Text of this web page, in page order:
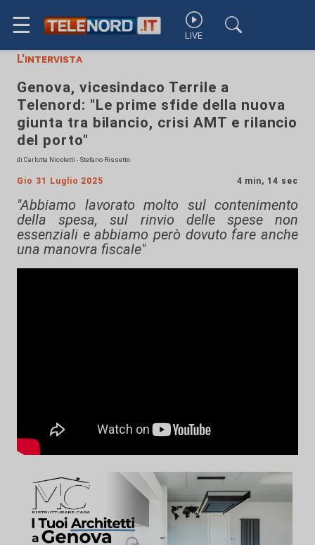
☰ LIVE
L'intervista
Genova, vicesindaco Terrile a
Telenord: "Le prime sfide della nuova
giunta tra bilancio, crisi AMT e rilancio
del porto"
di Carlotta Nicoletti - Stefano Rissetto
Gio 31 Luglio 2025 4 min, 14 sec
"Abbiamo lavorato molto sul contenimento
della spesa, sul rinvio delle spese non
essenziali e abbiamo però dovuto fare anche
una manovra fiscale"